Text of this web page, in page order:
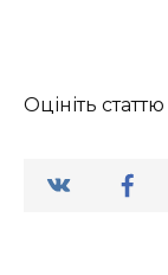
Оцініть статтю